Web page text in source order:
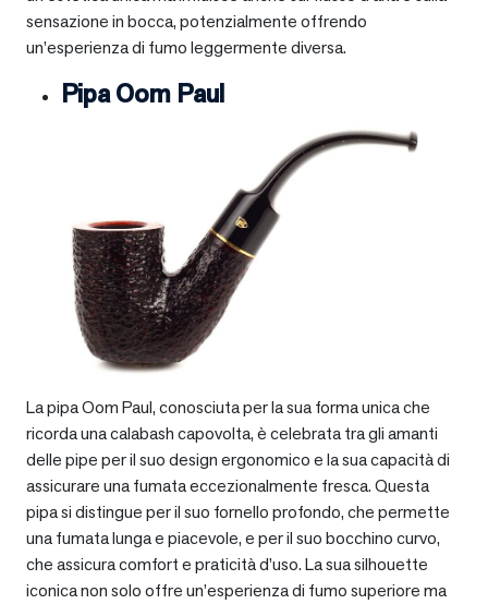
sensazione in bocca, potenzialmente offrendo
un’esperienza di fumo leggermente diversa.
Pipa Oom Paul
La pipa Oom Paul, conosciuta per la sua forma unica che
ricorda una calabash capovolta, è celebrata tra gli amanti
delle pipe per il suo design ergonomico e la sua capacità di
assicurare una fumata eccezionalmente fresca. Questa
pipa si distingue per il suo fornello profondo, che permette
una fumata lunga e piacevole, e per il suo bocchino curvo,
che assicura comfort e praticità d’uso. La sua silhouette
iconica non solo offre un’esperienza di fumo superiore ma